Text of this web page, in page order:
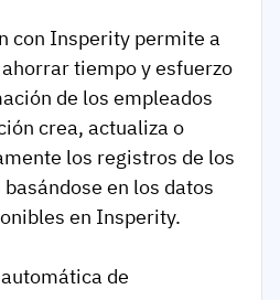
con Insperity permite a
tiempo y esfuerzo
de los empleados
crea, actualiza o
los registros de los
en los datos
en Insperity.
de